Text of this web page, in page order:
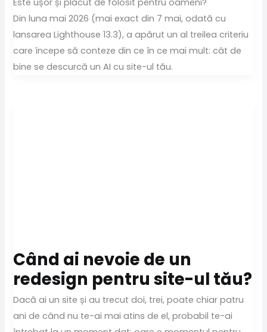
Este ușor și plăcut de folosit pentru oameni?
Din luna mai 2026 (mai exact din 7 mai, odată cu
lansarea Lighthouse 13.3), a apărut un al treilea criteriu
care începe să conteze din ce în ce mai mult: cât de
bine se descurcă un AI cu site-ul tău.
Când ai nevoie de un
redesign pentru site-ul tău?
Dacă ai un site și au trecut doi, trei, poate chiar patru
ani de când nu te-ai mai atins de el, probabil te-ai